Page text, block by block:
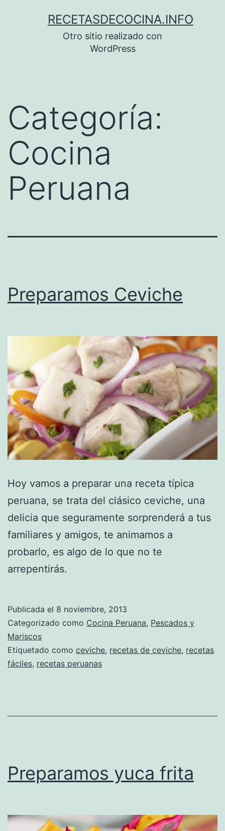
RECETASDECOCINA.INFO
Otro sitio realizado con
WordPress
Categoría:
Cocina
Peruana
Preparamos Ceviche
Hoy vamos a preparar una receta típica
peruana, se trata del clásico ceviche, una
delicia que seguramente sorprenderá a tus
familiares y amigos, te animamos a
probarlo, es algo de lo que no te
arrepentirás.
Publicada el 8 noviembre, 2013
Categorizado como Cocina Peruana, Pescados y
Mariscos
Etiquetado como ceviche, recetas de ceviche, recetas
fáciles, recetas peruanas
Preparamos yuca frita